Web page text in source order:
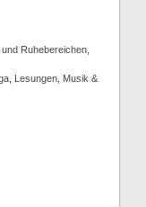
Ruhebereichen,
Lesungen, Musik &